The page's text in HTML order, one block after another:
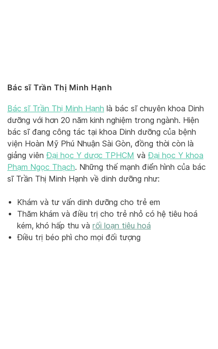
Bác sĩ Trần Thị Minh Hạnh
Bác sĩ Trần Thị Minh Hạnh là bác sĩ chuyên khoa Dinh
dưỡng với hơn 20 năm kinh nghiệm trong ngành. Hiện
bác sĩ đang công tác tại khoa Dinh dưỡng của bệnh
viện Hoàn Mỹ Phú Nhuận Sài Gòn, đồng thời còn là
giảng viên Đại học Y dược TPHCM và Đại học Y khoa
Phạm Ngọc Thạch. Những thế mạnh điển hình của bác
sĩ Trần Thị Minh Hạnh về dinh dưỡng như:
Khám và tư vấn dinh dưỡng cho trẻ em
Thăm khám và điều trị cho trẻ nhỏ có hệ tiêu hoá
kém, khó hấp thu và rối loạn tiêu hoá
Điều trị béo phì cho mọi đối tượng